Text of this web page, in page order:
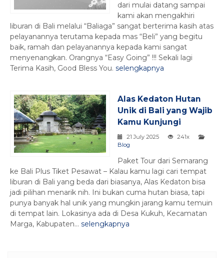
dari mulai datang sampai
kami akan mengakhiri
liburan di Bali melalui “Baliaga” sangat berterima kasih atas
pelayanannya terutama kepada mas “Beli” yang begitu
baik, ramah dan pelayanannya kepada kami sangat
menyenangkan. Orangnya “Easy Going” !!! Sekali lagi
Terima Kasih, Good Bless You. selengkapnya
Alas Kedaton Hutan
Unik di Bali yang Wajib
Kamu Kunjungi
21 July 2025
241x
Blog
Paket Tour dari Semarang
ke Bali Plus Tiket Pesawat – Kalau kamu lagi cari tempat
liburan di Bali yang beda dari biasanya, Alas Kedaton bisa
jadi pilihan menarik nih. Ini bukan cuma hutan biasa, tapi
punya banyak hal unik yang mungkin jarang kamu temuin
di tempat lain. Lokasinya ada di Desa Kukuh, Kecamatan
Marga, Kabupaten... selengkapnya